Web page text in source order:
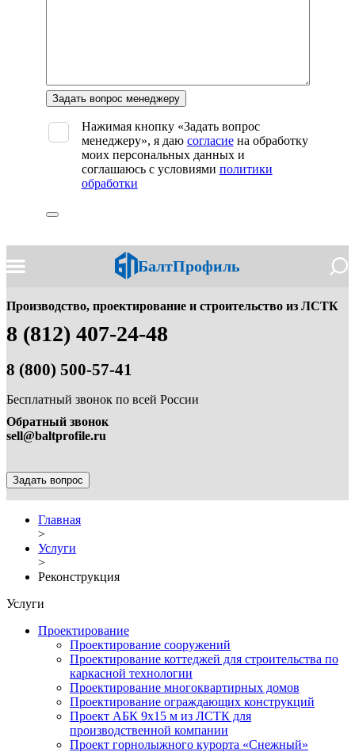
Оставьте
это
поле
пустым.
Нажимая кнопку «Задать вопрос
менеджеру», я даю согласиена обработку
моих персональных данных и
соглашаюсь с условиями политики
обработки
БалтПрофиль
Производство, проектирование и строительство из ЛСТК
8 (812) 407-24-48
8 (800) 500-57-41
Бесплатный звонок по всей России
Обратный звонок
sell@baltprofile.ru
Задать вопрос
Главная
>
Услуги
>
Реконструкция
Услуги
Проектирование
Проектирование сооружений
Проектирование коттеджей для строительства по
каркасной технологии
Проектирование многоквартирных домов
Проектирование ограждающих конструкций
Проект АБК 9х15 м из ЛСТК для
производственной компании
Проект горнолыжного курорта «Снежный»